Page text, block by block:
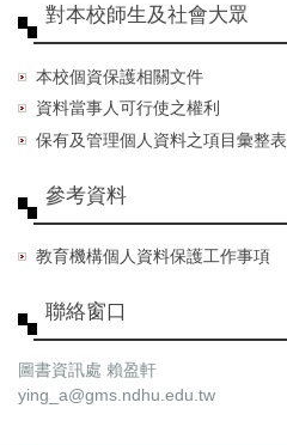
對本校師生及社會大眾
本校個資保護相關文件
資料當事人可行使之權利
保有及管理個人資料之項目彙整表
參考資料
教育機構個人資料保護工作事項
聯絡窗口
圖書資訊處 賴盈軒
ying_a@gms.ndhu.edu.tw